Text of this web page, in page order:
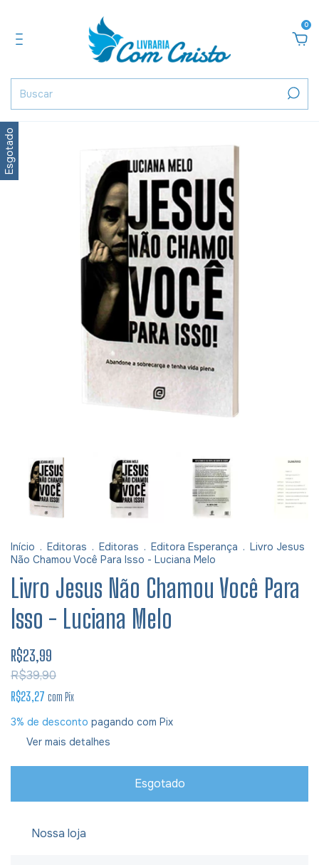
0
Esgotado
Início . Editoras . Editoras . Editora Esperança . Livro Jesus
Não Chamou Você Para Isso - Luciana Melo
Livro Jesus Não Chamou Você Para
Isso - Luciana Melo
R$23,99
R$39,90
R$23,27 com Pix
3% de desconto pagando com Pix
Ver mais detalhes
Nossa loja